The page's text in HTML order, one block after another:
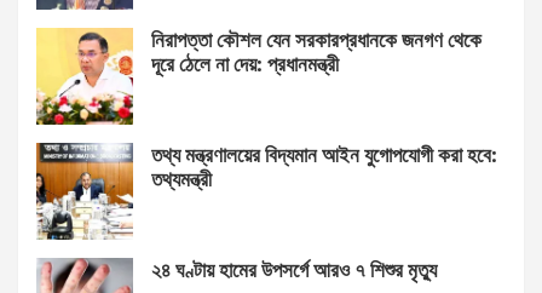
নিরাপত্তা কৌশল যেন সরকারপ্রধানকে জনগণ থেকে
দূরে ঠেলে না দেয়: প্রধানমন্ত্রী
তথ্য মন্ত্রণালয়ের বিদ্যমান আইন যুগোপযোগী করা হবে:
তথ্যমন্ত্রী
২৪ ঘণ্টায় হামের উপসর্গে আরও ৭ শিশুর মৃত্যু